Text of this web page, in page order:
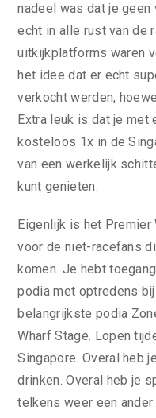
nadeel was dat je
echt in alle rust van de
uitkijkplatforms waren
het idee dat er echt
verkocht werden,
Extra leuk is dat je met
kosteloos 1x in de
van een werkelijk
kunt genieten.
Eigenlijk is het
voor de niet-racefans
komen. Je hebt
podia met optredens
belangrijkste podia
Wharf Stage. Lopen
Singapore. Overal heb
drinken. Overal heb je
telkens weer een